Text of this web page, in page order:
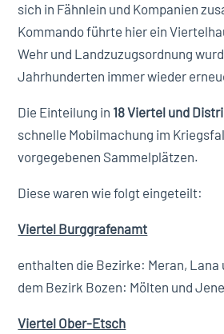
sich in Fähnlein und Kompanien
Kommando führte hier ein
Wehr und Landzuzugsordnung
Jahrhunderten immer wieder
Die Einteilung in 18 Viertel und
schnelle Mobilmachung im
vorgegebenen Sammelplätzen.
Diese waren wie folgt eingeteilt:
Viertel Burggrafenamt
enthalten die Bezirke: Meran, Lana
dem Bezirk Bozen: Mölten und
Viertel Ober-Etsch